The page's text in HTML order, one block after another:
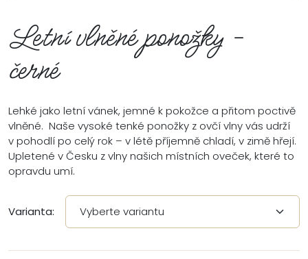
Letní vlněné ponožky -
černé
Lehké jako letní vánek, jemné k pokožce a přitom poctivě
vlněné. Naše vysoké tenké ponožky z ovčí vlny vás udrží
v pohodlí po celý rok – v létě příjemně chladí, v zimě hřejí.
Upletené v Česku z vlny našich místních oveček, které to
opravdu umí.
Varianta: